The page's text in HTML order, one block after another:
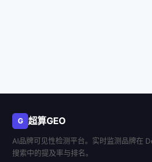
G 超算GEO
AI品牌可见性检测平台。实时监测品牌在
搜索中的提及率与排名。